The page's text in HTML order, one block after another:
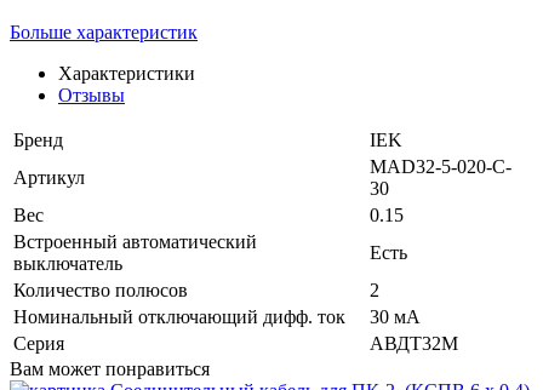
Больше характеристик
Характеристики
Отзывы
Бренд
IEK
Артикул
MAD32-5-020-C-
30
Вес
0.15
Встроенный автоматический
выключатель
Есть
Количество полюсов
2
Номинальный отключающий дифф. ток
30 мА
Серия
АВДТ32М
Вам может понравиться